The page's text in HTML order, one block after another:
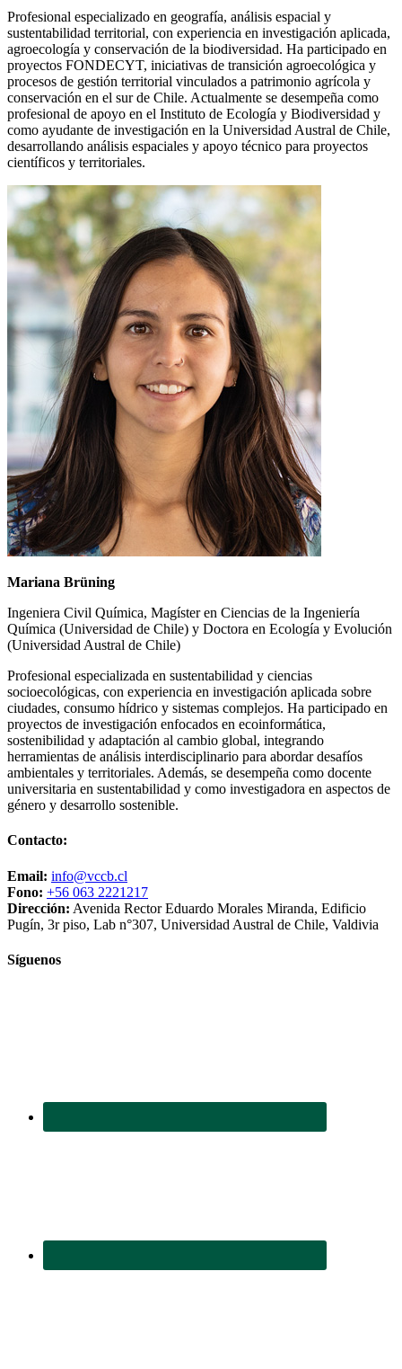
Profesional especializado en geografía, análisis espacial y
sustentabilidad territorial, con experiencia en investigación aplicada,
agroecología y conservación de la biodiversidad. Ha participado en
proyectos FONDECYT, iniciativas de transición agroecológica y
procesos de gestión territorial vinculados a patrimonio agrícola y
conservación en el sur de Chile. Actualmente se desempeña como
profesional de apoyo en el Instituto de Ecología y Biodiversidad y
como ayudante de investigación en la Universidad Austral de Chile,
desarrollando análisis espaciales y apoyo técnico para proyectos
científicos y territoriales.
Mariana Brüning
Ingeniera Civil Química, Magíster en Ciencias de la Ingeniería
Química (Universidad de Chile) y Doctora en Ecología y Evolución
(Universidad Austral de Chile)
Profesional especializada en sustentabilidad y ciencias
socioecológicas, con experiencia en investigación aplicada sobre
ciudades, consumo hídrico y sistemas complejos. Ha participado en
proyectos de investigación enfocados en ecoinformática,
sostenibilidad y adaptación al cambio global, integrando
herramientas de análisis interdisciplinario para abordar desafíos
ambientales y territoriales. Además, se desempeña como docente
universitaria en sustentabilidad y como investigadora en aspectos de
género y desarrollo sostenible.
Contacto:
Email: info@vccb.cl
Fono: +56 063 2221217
Dirección: Avenida Rector Eduardo Morales Miranda, Edificio
Pugín, 3r piso, Lab n°307, Universidad Austral de Chile, Valdivia
Síguenos